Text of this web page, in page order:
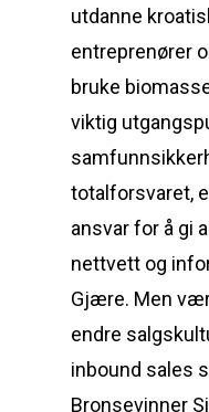
utdanne
entreprenører
bruke
viktig
totalforsvaret,
ansvar for å gi
nettvett og
Gjære. Men
endre
inbound sales
Bronsevinner